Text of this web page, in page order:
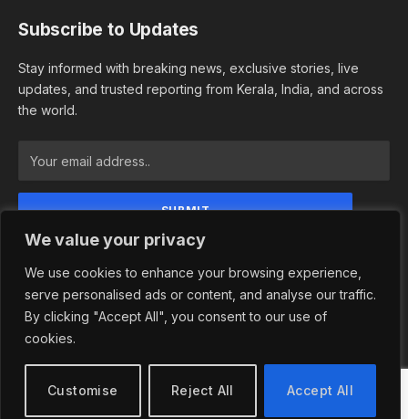
We value your privacy
We use cookies to enhance your browsing experience,
serve personalised ads or content, and analyse our traffic.
By clicking "Accept All", you consent to our use of
cookies.
Customise Reject All Accept All
Subscribe to Updates
Stay informed with breaking news, exclusive stories, live
updates, and trusted reporting from Kerala, India, and across
the world.
By signing up, you agree to the our terms and our
Privacy Policy agreement.